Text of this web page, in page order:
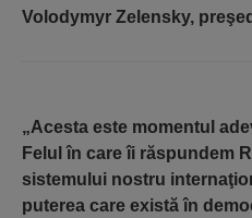
Volodymyr Zelensky,
„Acesta este momentul
Felul în care îi răspundem
sistemului nostru
puterea care există în